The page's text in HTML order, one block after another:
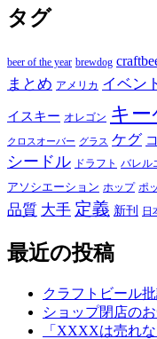
ゴ
リ
タグ
beer of the year brewdog
まとめ アメリカ イベン
イスキー オレゴン キ
クロスオーバー グラス ケグ
シードル ドラフト バレル
アソシエーション ホップ ポ
品質 大手 定義 新刊 日
最近の投稿
クラフトビール
ショップ閉店の
「XXXXは売れ